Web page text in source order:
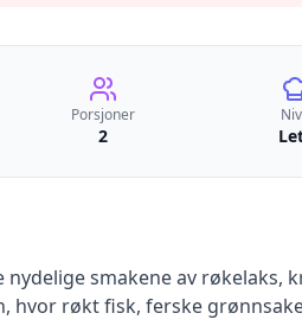
Porsjoner
2
smakene av røkelaks,
hvor røkt fisk, ferske